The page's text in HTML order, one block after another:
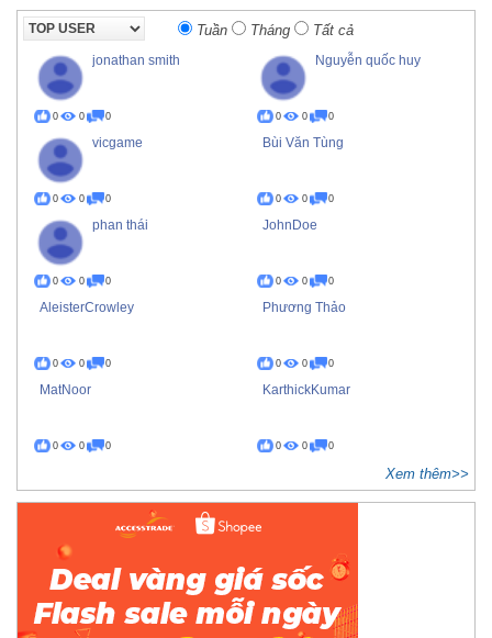
Tuần Tháng Tất cả
jonathan smith
0 0 0
Nguyễn quốc huy
0 0 0
vicgame
0 0 0
Bùi Văn Tùng
0 0 0
phan thái
0 0 0
JohnDoe
0 0 0
AleisterCrowley
0 0 0
Phương Thảo
0 0 0
MatNoor
0 0 0
KarthickKumar
0 0 0
Xem thêm>>